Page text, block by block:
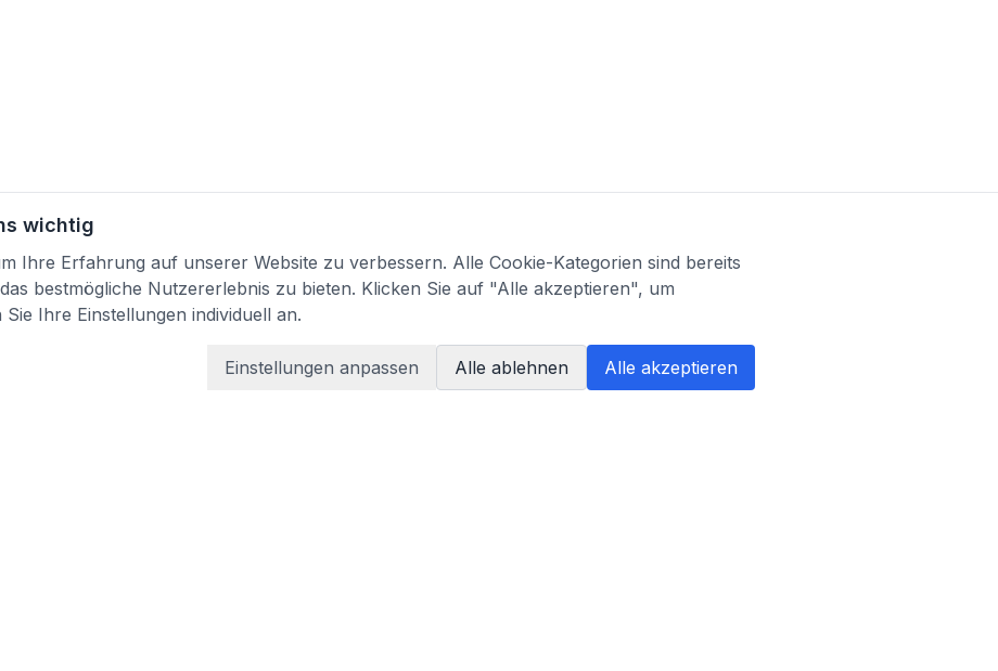
wichtig
Ihre Erfahrung auf unserer Website zu verbessern. Alle Cookie-Kategorien sind bereits
bestmögliche Nutzererlebnis zu bieten. Klicken Sie auf "Alle akzeptieren", um
Ihre Einstellungen individuell an.
Einstellungen anpassen Alle ablehnen Alle akzeptieren